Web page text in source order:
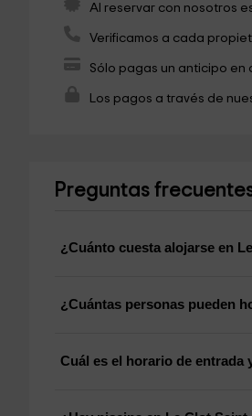
Al reservar con nosotros
Verificamos a cada
Sólo pagas un anticipo
Los pagos a través de
Preguntas
¿Cuánto cuesta alojarse en
¿Cuántas personas pueden